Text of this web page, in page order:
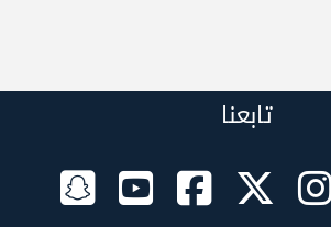
تابعنا